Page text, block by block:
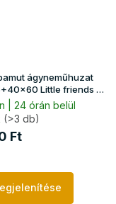
ágyneműhuzat
Little friends -
| 24 órán belül
(>3 db)
Ft